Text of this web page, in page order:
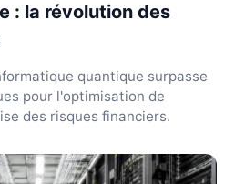
: la révolution des
quantique surpasse
pour l'optimisation de
des risques financiers.